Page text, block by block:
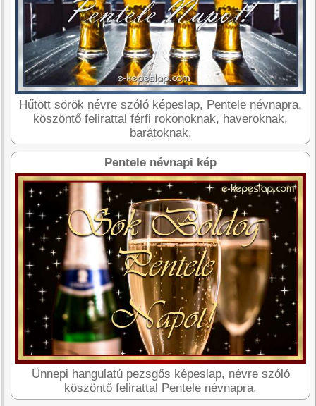
Hűtött sörök névre szóló képeslap, Pentele névnapra,
köszöntő felirattal férfi rokonoknak, haveroknak,
barátoknak.
Pentele névnapi kép
Ünnepi hangulatú pezsgős képeslap, névre szóló
köszöntő felirattal Pentele névnapra.